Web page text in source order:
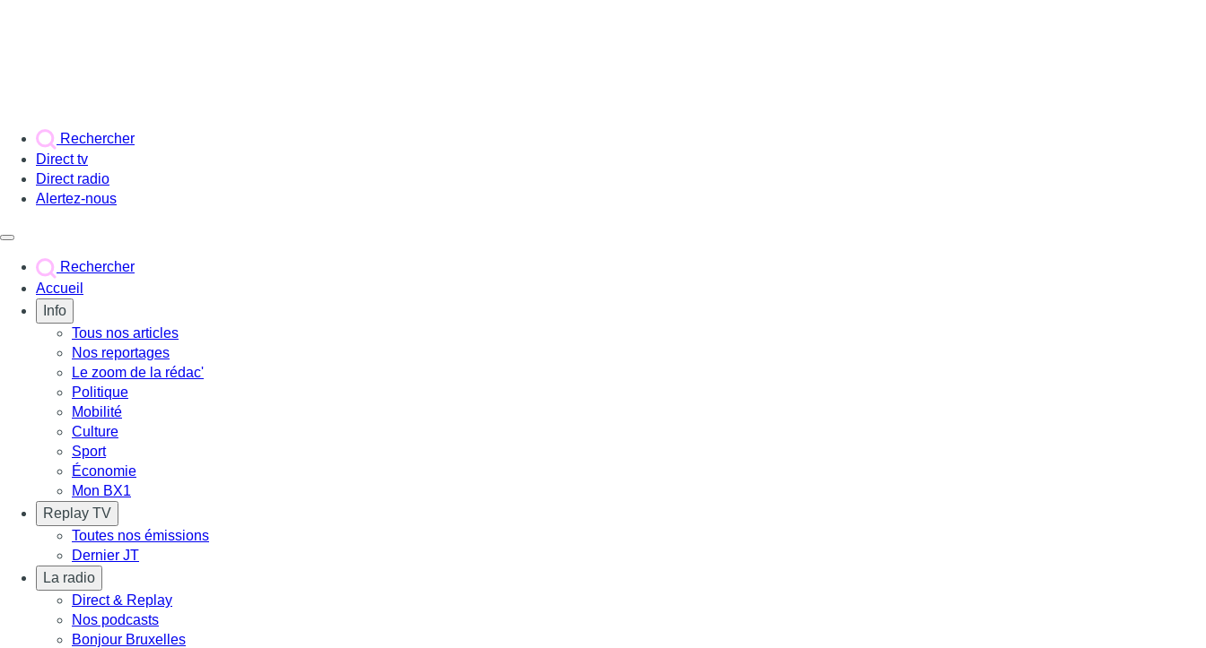
Rechercher
Direct tv
Direct radio
Alertez-nous
Rechercher
Accueil
Info
Tous nos articles
Nos reportages
Le zoom de la rédac'
Politique
Mobilité
Culture
Sport
Économie
Mon BX1
Replay TV
Toutes nos émissions
Dernier JT
La radio
Direct & Replay
Nos podcasts
Bonjour Bruxelles